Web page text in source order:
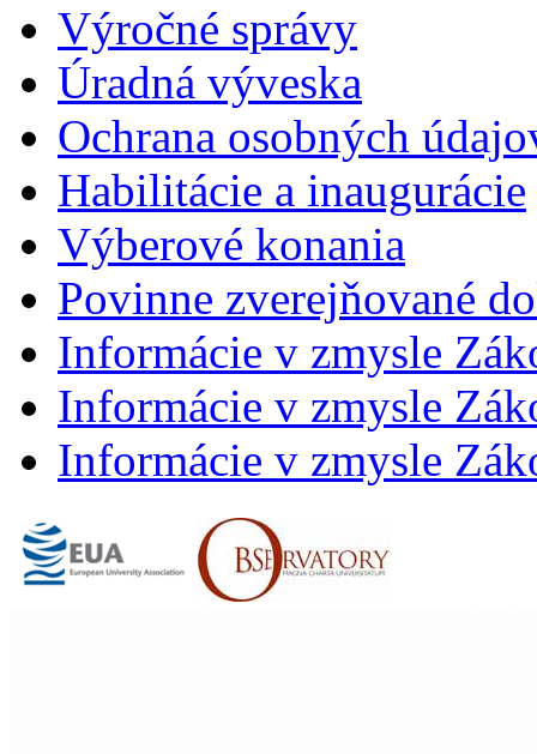
Výročné správy
Úradná výveska
Ochrana osobných
Habilitácie a inaugurácie
Výberové konania
Povinne zverejňované
Informácie v zmysle
Informácie v zmysle
Informácie v zmysle